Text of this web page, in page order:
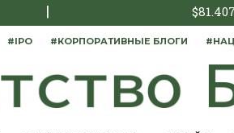
| $
#IPO #КОРПОРАТИВНЫЕ БЛОГИ